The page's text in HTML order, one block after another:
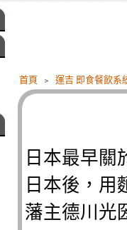
首頁 ﹥ 運吉 即食餐飲系
日本最早關
日本後，
藩主德川光